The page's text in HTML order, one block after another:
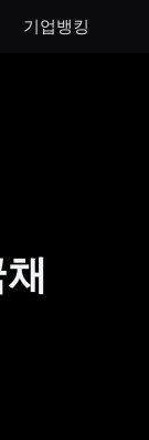
기업뱅킹